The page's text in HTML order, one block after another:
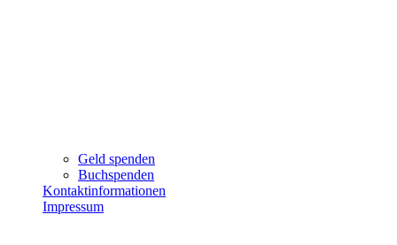
Geld spenden
Buchspenden
Kontaktinformationen
Impressum